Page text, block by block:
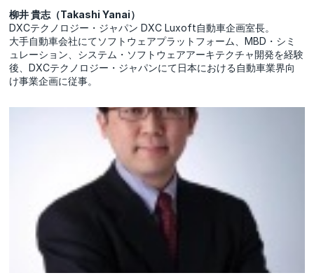
柳井 貴志（Takashi Yanai）
DXCテクノロジー・ジャパン DXC Luxoft自動車企画室長。
大手自動車会社にてソフトウェアプラットフォーム、MBD・シミ
ュレーション、システム・ソフトウェアアーキテクチャ開発を経験
後、DXCテクノロジー・ジャパンにて日本における自動車業界向
け事業企画に従事。